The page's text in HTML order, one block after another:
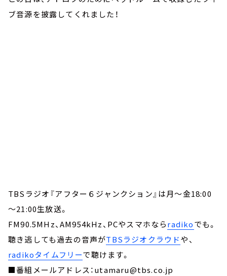
ブ音源を披露してくれました！
TBSラジオ『アフター６ジャンクション』は月～金18:00
～21:00生放送。
FM90.5MHz、AM954kHz、PCやスマホならradikoでも。
聴き逃しても過去の音声がTBSラジオクラウドや、
radikoタイムフリーで聴けます。
■番組メールアドレス：utamaru@tbs.co.jp